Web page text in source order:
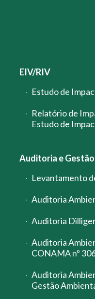
EIV/RIV
Estudo de
Relatório de
Estudo de
Auditoria e
Levantamento
Auditoria
Auditoria
Auditoria
CONAMA nº
Auditoria
Gestão